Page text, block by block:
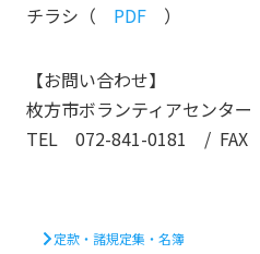
チラシ（ PDF ）
【お問い合わせ】
枚方市ボランティアセンター
TEL 072-841-0181 / FAX
定款・諸規定集・名簿